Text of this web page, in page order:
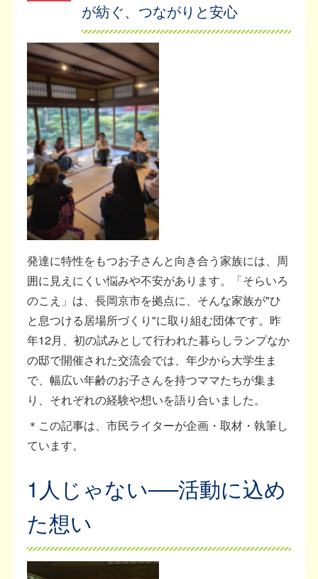
が紡ぐ、つながりと安心
発達に特性をもつお子さんと向き合う家族には、周
囲に見えにくい悩みや不安があります。「そらいろ
のこえ」は、長岡京市を拠点に、そんな家族が"ひ
と息つける居場所づくり"に取り組む団体です。昨
年12月、初の試みとして行われた暮らしランプなか
の邸で開催された交流会では、年少から大学生ま
で、幅広い年齢のお子さんを持つママたちが集ま
り、それぞれの経験や想いを語り合いました。
＊この記事は、市民ライターが企画・取材・執筆し
ています。
1人じゃない──活動に込め
た想い